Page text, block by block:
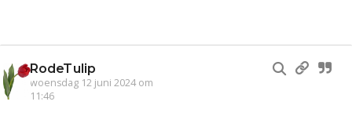
RodeTulip
woensdag 12 juni 2024 om
11:46